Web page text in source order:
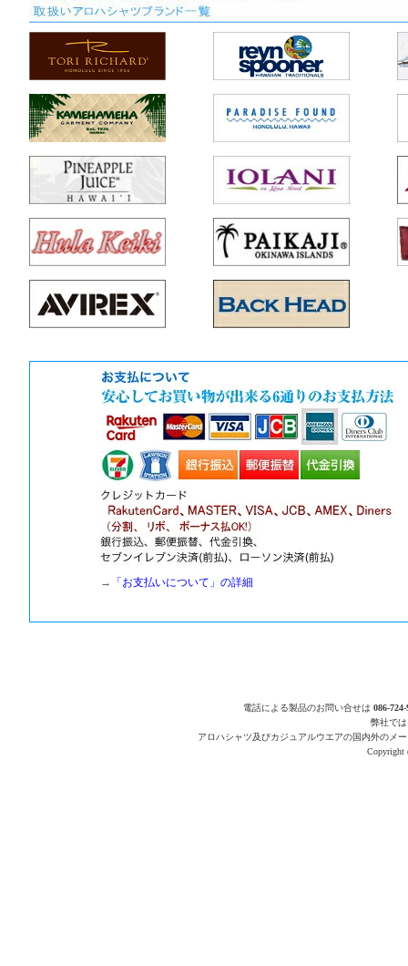
→ 「お支払いについて」の詳細
電話による製品のお問い合せは 086-724-
弊社で
アロハシャツ及びカジュアルウエアの国内外のメ
Copyright